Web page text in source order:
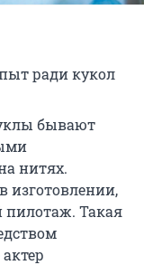
ради кукол
бывают
нитях.
изготовлении,
пилотаж. Такая